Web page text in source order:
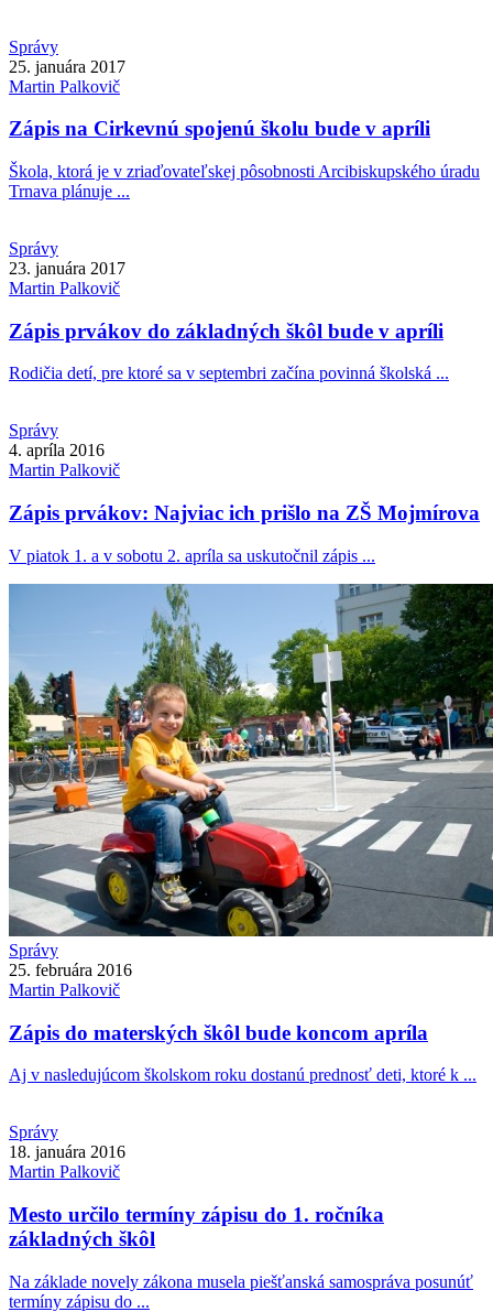
Správy
25. januára 2017
Martin Palkovič
Zápis na Cirkevnú spojenú školu bude v apríli
Škola, ktorá je v zriaďovateľskej pôsobnosti Arcibiskupského úradu
Trnava plánuje ...
Správy
23. januára 2017
Martin Palkovič
Zápis prvákov do základných škôl bude v apríli
Rodičia detí, pre ktoré sa v septembri začína povinná školská ...
Správy
4. apríla 2016
Martin Palkovič
Zápis prvákov: Najviac ich prišlo na ZŠ Mojmírova
V piatok 1. a v sobotu 2. apríla sa uskutočnil zápis ...
Správy
25. februára 2016
Martin Palkovič
Zápis do materských škôl bude koncom apríla
Aj v nasledujúcom školskom roku dostanú prednosť deti, ktoré k ...
Správy
18. januára 2016
Martin Palkovič
Mesto určilo termíny zápisu do 1. ročníka
základných škôl
Na základe novely zákona musela piešťanská samospráva posunúť
termíny zápisu do ...